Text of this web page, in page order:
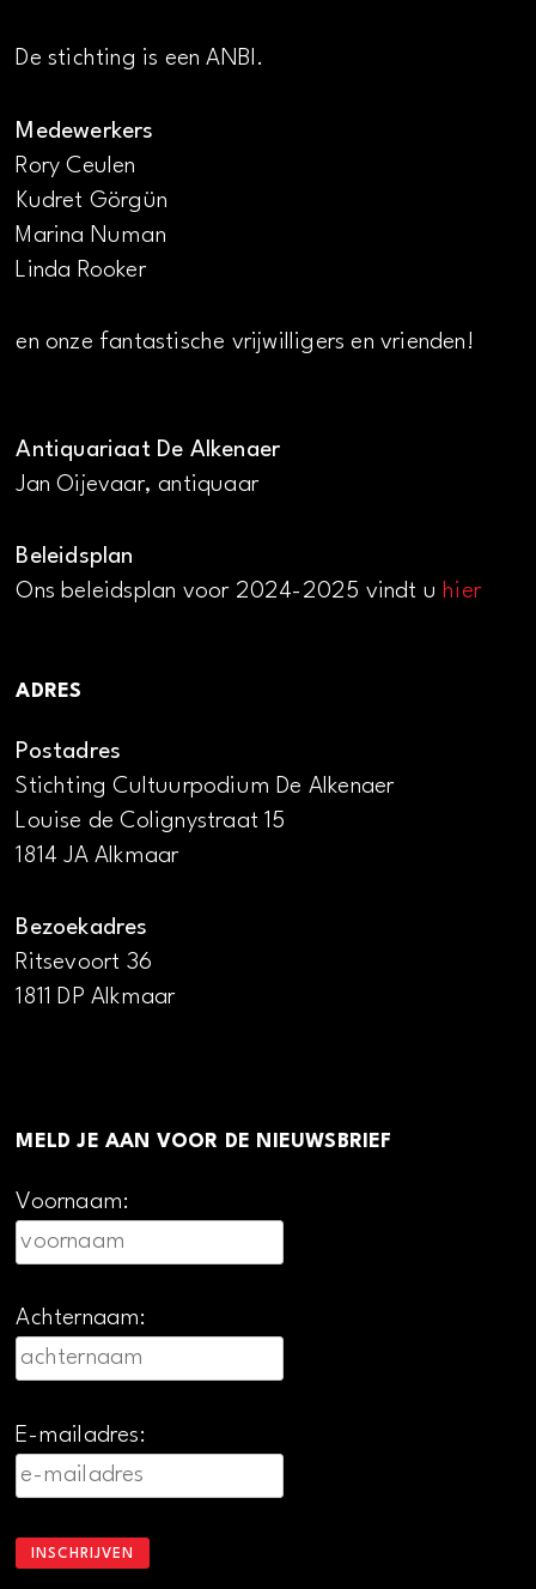
De stichting is een ANBI.
Medewerkers
Rory Ceulen
Kudret Görgün
Marina Numan
Linda Rooker
en onze fantastische vrijwilligers en vrienden!
Antiquariaat De Alkenaer
Jan Oijevaar, antiquaar
Beleidsplan
Ons beleidsplan voor 2024-2025 vindt uhier
ADRES
Postadres
Stichting Cultuurpodium De Alkenaer
Louise de Colignystraat 15
1814 JA Alkmaar
Bezoekadres
Ritsevoort 36
1811 DP Alkmaar
MELD JE AAN VOOR DE NIEUWSBRIEF
Voornaam:
Achternaam:
E-mailadres: